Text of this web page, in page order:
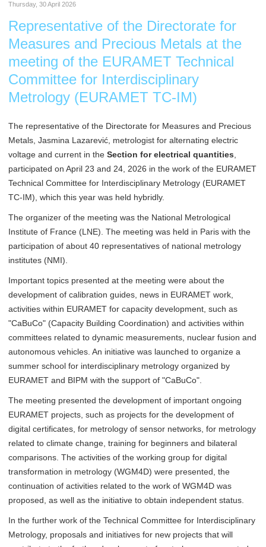
Thursday, 30 April 2026
Representative of the Directorate for
Measures and Precious Metals at the
meeting of the EURAMET Technical
Committee for Interdisciplinary
Metrology (EURAMET TC-IM)
The representative of the Directorate for Measures and Precious
Metals, Jasmina Lazarević, metrologist for alternating electric
voltage and current in the Section for electrical quantities
participated on April 23 and 24, 2026 in the work of the EURAMET
Technical Committee for Interdisciplinary Metrology (EURAMET
TC-IM), which this year was held hybridly.
The organizer of the meeting was the National Metrological
Institute of France (LNE). The meeting was held in Paris with the
participation of about 40 representatives of national metrology
institutes (NMI).
Important topics presented at the meeting were about the
development of calibration guides, news in EURAMET work,
activities within EURAMET for capacity development, such as
"CaBuCo" (Capacity Building Coordination) and activities within
committees related to dynamic measurements, nuclear fusion and
autonomous vehicles. An initiative was launched to organize a
summer school for interdisciplinary metrology organized by
EURAMET and BIPM with the support of "CaBuCo".
The meeting presented the development of important ongoing
EURAMET projects, such as projects for the development of
digital certificates, for metrology of sensor networks, for metrology
related to climate change, training for beginners and bilateral
comparisons. The activities of the working group for digital
transformation in metrology (WGM4D) were presented, the
continuation of activities related to the work of WGM4D was
proposed, as well as the initiative to obtain independent status.
In the further work of the Technical Committee for Interdisciplinary
Metrology, proposals and initiatives for new projects that will